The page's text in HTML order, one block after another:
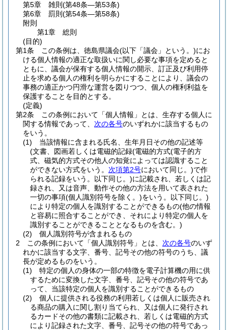
第5章
雑則 (第48条―第53条)
第6章
罰則 (第54条―第58条)
附則
第1章
総則
(目的)
第1条
この条例は、徳島県議会(以下「議会」という。)にお
ける個人情報の適正な取扱いに関し必要な事項を定めると
ともに、議会が保有する個人情報の開示、訂正及び利用停
止を求める個人の権利を明らかにすることにより、議会の
事務の適正かつ円滑な運営を図りつつ、個人の権利利益を
保護することを目的とする。
(定義)
第2条
この条例において「個人情報」とは、生存する個人に
関する情報であって、 次の各号のいずれかに該当するもの
をいう。
(1)
当該情報に含まれる氏名、生年月日その他の記述等
(文書、図画若しくは電磁的記録(電磁的方式(電子的方
式、磁気的方式その他人の知覚によっては認識すること
ができない方式をいう。 次項第2号において同じ。)で作
られる記録をいう。以下同じ。)に記載され、若しくは記
録され、又は音声、動作その他の方法を用いて表された
一切の事項(個人識別符号を除く。)をいう。以下同じ。)
により特定の個人を識別することができるもの(他の情報
と容易に照合することができ、それにより特定の個人を
識別することができることとなるものを含む。)
(2)
個人識別符号が含まれるもの
2
この条例において「個人識別符号」とは、 次の各号のいず
れかに該当する文字、番号、記号その他の符号のうち、議
長が定めるものをいう。
(1)
特定の個人の身体の一部の特徴を電子計算機の用に供
するために変換した文字、番号、記号その他の符号であ
って、当該特定の個人を識別することができるもの
(2)
個人に提供される役務の利用若しくは個人に販売され
る商品の購入に関し割り当てられ、又は個人に発行され
るカードその他の書類に記載され、若しくは電磁的方式
により記録された文字、番号、記号その他の符号であっ